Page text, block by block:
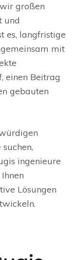
großen
und
es, langfristige
mit
einen Beitrag
gebauten
ingenieure
Lösungen